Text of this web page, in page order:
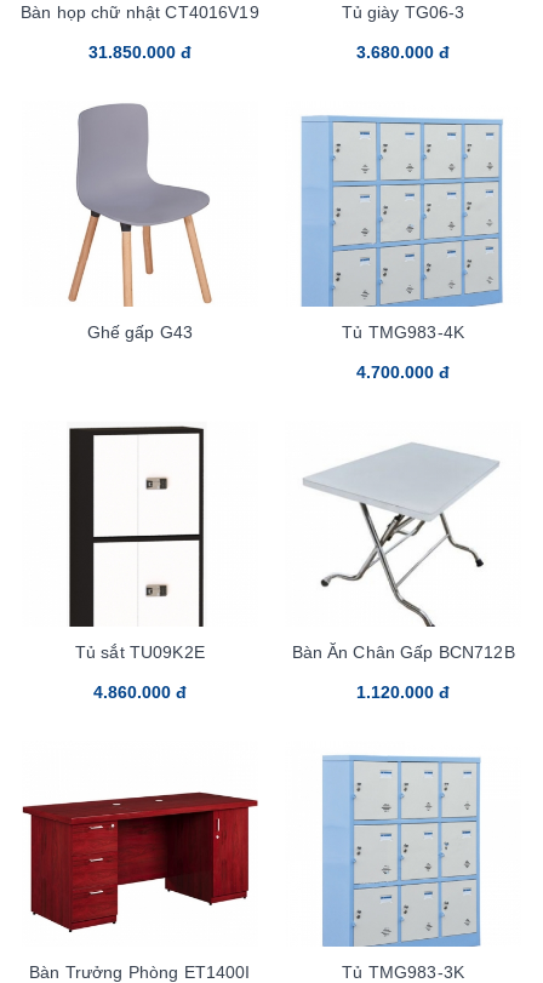
Bàn họp chữ nhật CT4016V19
31.850.000 đ
Tủ giày TG06-3
3.680.000 đ
Ghế gấp G43 Tủ TMG983-4K
4.700.000 đ
Tủ sắt TU09K2E
4.860.000 đ
Bàn Ăn Chân Gấp BCN712B
1.120.000 đ
Bàn Trưởng Phòng ET1400I Tủ TMG983-3K